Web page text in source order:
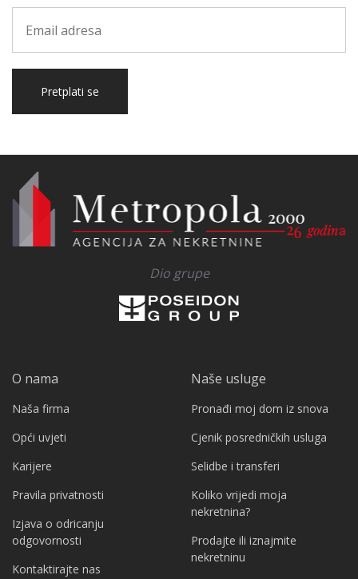
Pretplati se
Dio grupe
O nama
Naša firma
Opći uvjeti
Karijere
Pravila privatnosti
Izjava o odricanju
odgovornosti
Kontaktirajte nas
Naše usluge
Pronađi moj dom iz snova
Cjenik posredničkih usluga
Selidbe i transferi
Koliko vrijedi moja
nekretnina?
Prodajte ili iznajmite
nekretninu